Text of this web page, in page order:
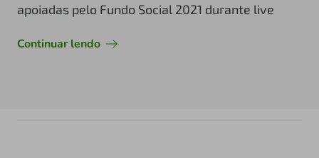
apoiadas pelo Fundo Social 2021 durante live
Continuar lendo